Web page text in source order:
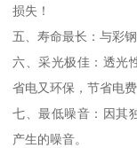
损失！
五、寿命最长：与彩
六、采光极佳：透光
省电又环保，节省电费
七、最低噪音：因其
产生的噪音。